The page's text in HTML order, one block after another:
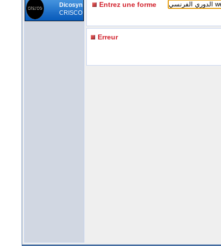
Dicosyn
CRISCO
Entrez une forme
Erreur